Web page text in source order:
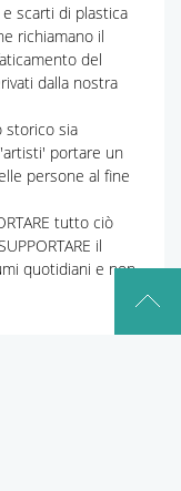
scarti di plastica
richiamano il
del
dalla nostra
storico sia
portare un
persone al fine
tutto ciò
il
quotidiani e non